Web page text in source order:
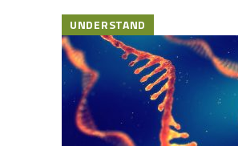
UNDERSTAND